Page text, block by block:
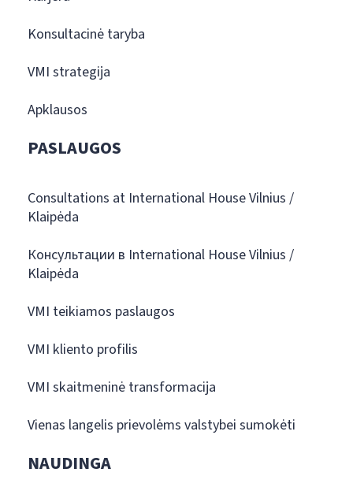
Konsultacinė taryba
VMI strategija
Apklausos
PASLAUGOS
Consultations at International House Vilnius /
Klaipėda
Консультации в International House Vilnius /
Klaipėda
VMI teikiamos paslaugos
VMI kliento profilis
VMI skaitmeninė transformacija
Vienas langelis prievolėms valstybei sumokėti
NAUDINGA